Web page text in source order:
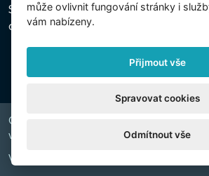
Společnost je zapsána u Městského
oddíl C, vložka 74759, IČ 26150808,
Copyright © 2026 INTEX TRADING s.r.o.
vyhrazena.
Web by
může ovlivnit fungování stránky i
vám nabízeny.
Přijmout vše
Spravovat cookies
Odmítnout vše